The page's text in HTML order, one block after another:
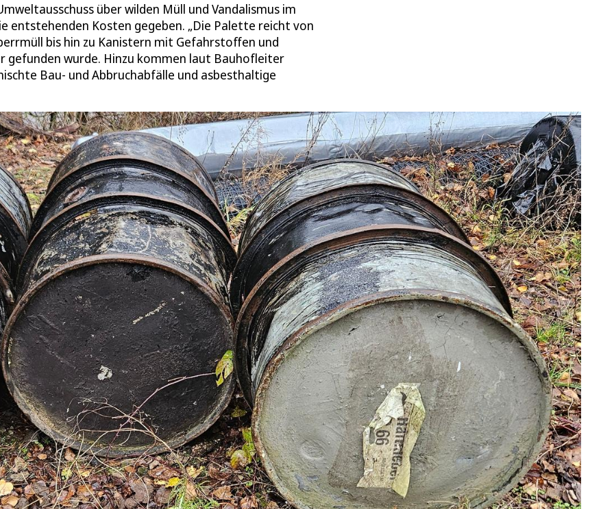
über wilden Müll und Vandalismus im
entstehenden Kosten gegeben. „Die Palette reicht von
bis hin zu Kanistern mit Gefahrstoffen und
gefunden wurde. Hinzu kommen laut Bauhofleiter
Bau- und Abbruchabfälle und asbesthaltige